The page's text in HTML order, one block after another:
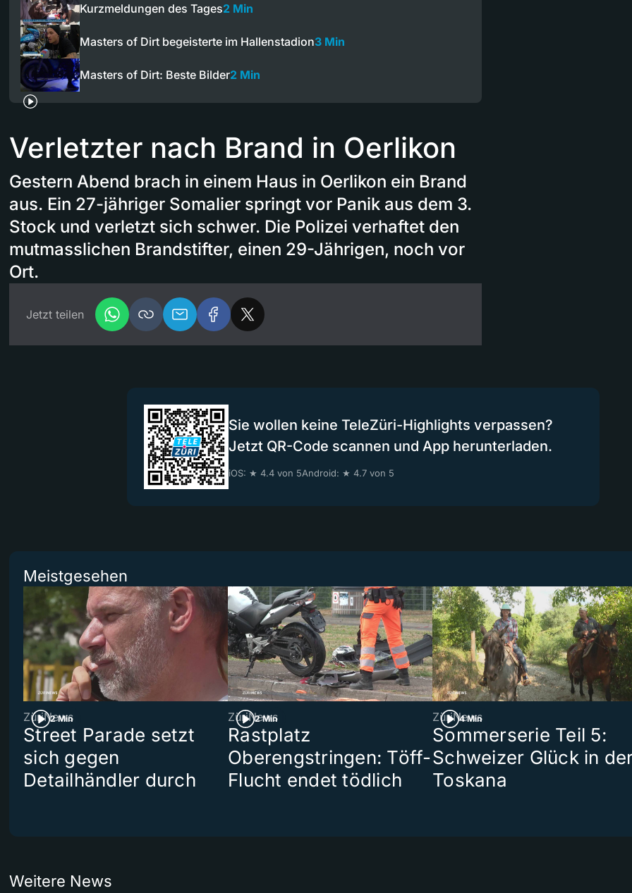
Kurzmeldungen des Tages2 Min
Masters of Dirt begeisterte im Hallenstadion3 Min
Masters of Dirt: Beste Bilder2 Min
Verletzter nach Brand in Oerlikon
Gestern Abend brach in einem Haus in Oerlikon ein Brand
aus. Ein 27-jähriger Somalier springt vor Panik aus dem 3.
Stock und verletzt sich schwer. Die Polizei verhaftet den
mutmasslichen Brandstifter, einen 29-Jährigen, noch vor
Ort.
Jetzt teilen
Sie wollen keine TeleZüri-Highlights verpassen?
Jetzt QR-Code scannen und App herunterladen.
iOS: ★ 4.4 von 5Android: ★ 4.7 von 5
Meistgesehen
2 Min
ZüriNews
Street Parade setzt
sich gegen
Detailhändler durch
2 Min
ZüriNews
Rastplatz
Oberengstringen: Töff-
Flucht endet tödlich
4 Min
ZüriNews
Sommerserie Teil 5:
Schweizer Glück in
Toskana
Weitere News